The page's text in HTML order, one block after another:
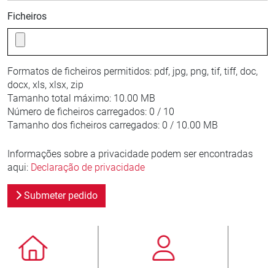
Ficheiros
Formatos de ficheiros permitidos: pdf, jpg, png, tif, tiff, doc,
docx, xls, xlsx, zip
Tamanho total máximo: 10.00 MB
Número de ficheiros carregados: 0 / 10
Tamanho dos ficheiros carregados: 0 / 10.00 MB
Informações sobre a privacidade podem ser encontradas
aqui: Declaração de privacidade
Submeter pedido